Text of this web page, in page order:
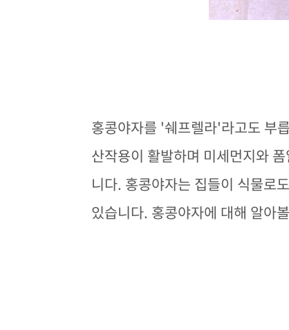
홍콩야자를 '쉐프렐라'라고도 부
산작용이 활발하며 미세먼지와
니다. 홍콩야자는 집들이 식물로
있습니다. 홍콩야자에 대해 알아